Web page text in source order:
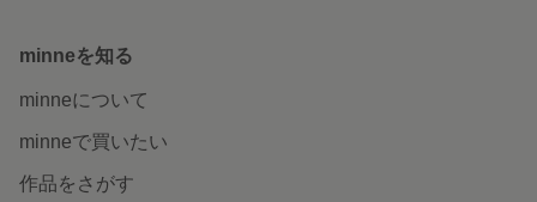
minneを知る
minneについて
minneで買いたい
作品をさがす